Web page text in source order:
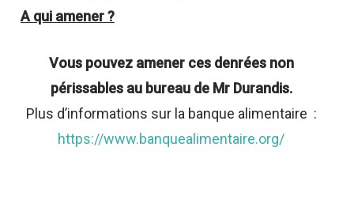
A qui amener ?
Vous pouvez amener ces denrées non
périssables au bureau de Mr Durandis.
Plus d’informations sur la banque alimentaire :
https://www.banquealimentaire.org/